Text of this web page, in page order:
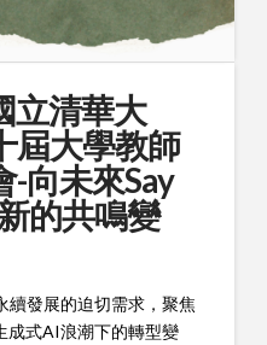
立清華大
屆大學教師
-向未來Say
的共鳴變
續發展的迫切需求，聚焦
成式AI浪潮下的轉型變